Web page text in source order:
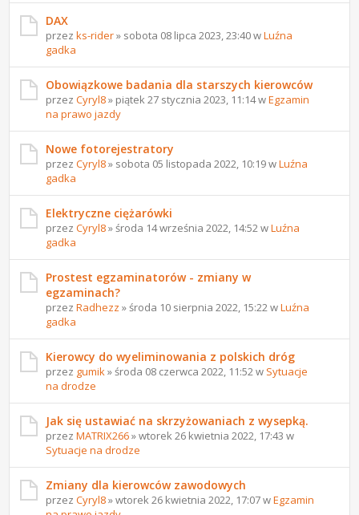
DAX
przezks-rider» sobota 08 lipca 2023, 23:40 wLuźna
gadka
Obowiązkowe badania dla starszych kierowców
przezCyryl8» piątek 27 stycznia 2023, 11:14 wEgzamin
na prawo jazdy
Nowe fotorejestratory
przezCyryl8» sobota 05 listopada 2022, 10:19 wLuźna
gadka
Elektryczne ciężarówki
przezCyryl8» środa 14 września 2022, 14:52 wLuźna
gadka
Prostest egzaminatorów - zmiany w
egzaminach?
przezRadhezz » środa 10 sierpnia 2022, 15:22 wLuźna
gadka
Kierowcy do wyeliminowania z polskich dróg
przez gumik » środa 08 czerwca 2022, 11:52 w Sytuacje
na drodze
Jak się ustawiać na skrzyżowaniach z wysepką.
przezMATRIX266» wtorek 26 kwietnia 2022, 17:43 w
Sytuacje na drodze
Zmiany dla kierowców zawodowych
przezCyryl8» wtorek 26 kwietnia 2022, 17:07 wEgzamin